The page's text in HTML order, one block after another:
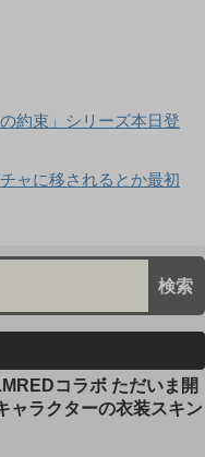
約束」シリーズ本日登
ャに移されるとか最初
コラボ ただいま開
ャラクターの衣装スキン